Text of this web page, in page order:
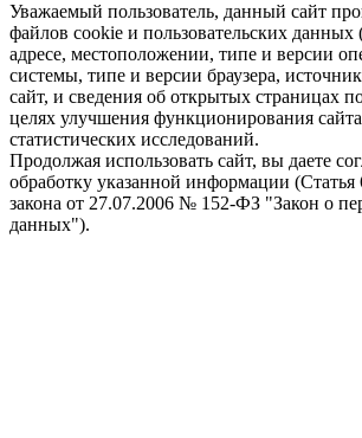
Уважаемый пользователь, данный сайт
файлов cookie и пользовательских
адресе, местоположении, типе и версии
системы, типе и версии браузера,
сайт, и сведения об открытых страницах
целях улучшения функционирования
статистических исследований.
Продолжая использовать сайт, вы даете
обработку указанной информации (Статья
закона от 27.07.2006 № 152-ФЗ "Закон о
данных").